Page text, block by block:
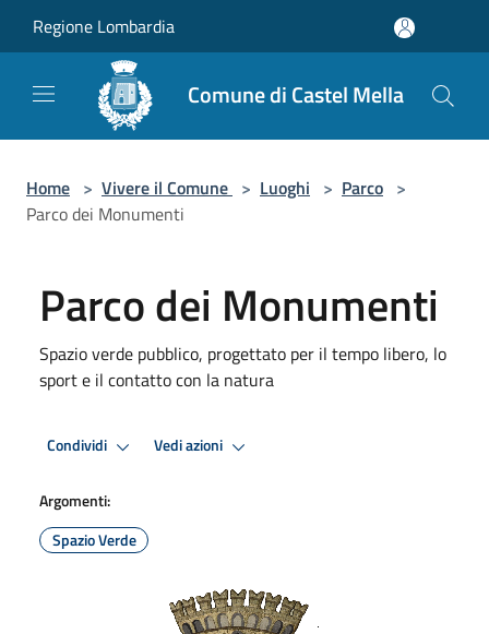
Regione Lombardia
Comune di Castel Mella
Home > Vivere il Comune > Luoghi > Parco >
Parco dei Monumenti
Parco dei Monumenti
Spazio verde pubblico, progettato per il tempo libero, lo
sport e il contatto con la natura
Condividi Vedi azioni
Argomenti:
Spazio Verde